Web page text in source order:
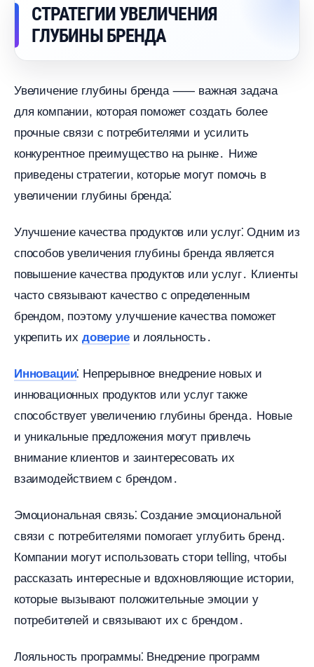
СТРАТЕГИИ УВЕЛИЧЕНИЯ
ГЛУБИНЫ БРЕНДА
Увеличение глубины бренда ⸺ важная задача
для компании, которая поможет создать более
прочные связи с потребителями и усилить
конкурентное преимущество на рынке․ Ниже
приведены стратегии, которые могут помочь
увеличении глубины бренда⁚
Улучшение качества продуктов или услуг⁚ Одним из
способов увеличения глубины бренда является
повышение качества продуктов или услуг․ Клиенты
часто связывают качество с определенным
рендом, поэтому улучшение качества поможет
укрепить их довериеи лояльность․
Инновации⁚ Непрерывное внедрение новых и
инновационных продуктов или услуг также
способствует увеличению глубины бренда․ Новые
и уникальные предложения могут привлечь
нимание клиентов и заинтересовать их
заимодействием с брендом․
Эмоциональная связь⁚ Создание эмоциональной
связи с потребителями помогает углубить бренд․
Компании могут использовать стори telling, чтобы
рассказать интересные и вдохновляющие истории,
которые вызывают положительные эмоции у
потребителей и связывают их с брендом․
Лояльность программы⁚ Внедрение программ